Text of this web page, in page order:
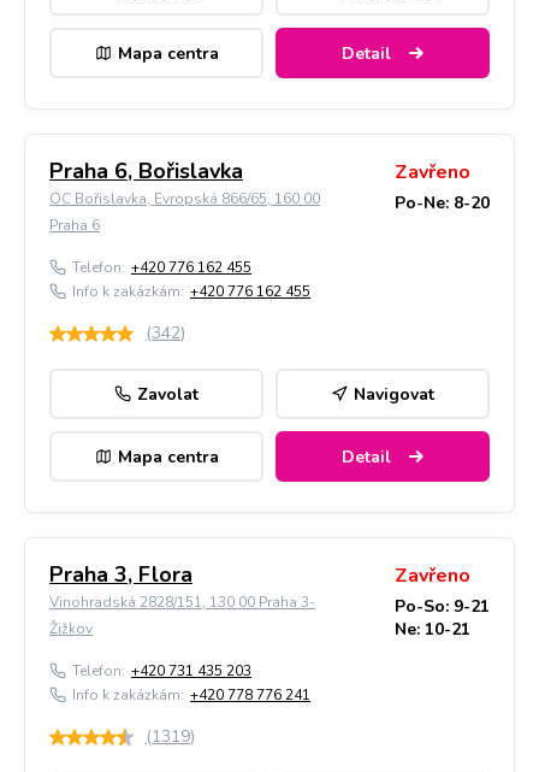
Mapa centra Detail
Praha 6, Bořislavka
OC Bořislavka, Evropská 866/65, 160 00
Praha 6
Zavřeno
Po-Ne: 8-20
Telefon: +420 776 162 455
Info k zakázkám: +420 776 162 455
(342)
Zavolat Navigovat
Mapa centra Detail
Praha 3, Flora
Vinohradská 2828/151, 130 00 Praha 3-
Žižkov
Zavřeno
Po-So: 9-21
Ne: 10-21
Telefon: +420 731 435 203
Info k zakázkám: +420 778 776 241
(1319)